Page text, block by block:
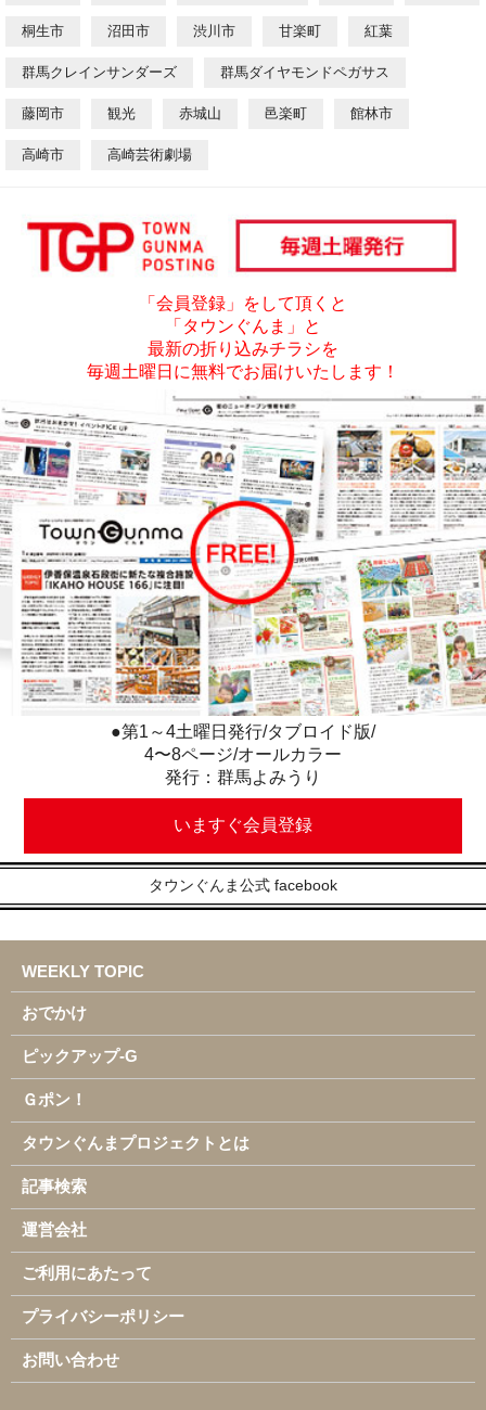
桐生市 沼田市 渋川市 甘楽町 紅葉
群馬クレインサンダーズ 群馬ダイヤモンドペガサス
藤岡市 観光 赤城山 邑楽町 館林市
高崎市 高崎芸術劇場
「会員登録」をして頂くと
「タウンぐんま」と
最新の折り込みチラシを
毎週土曜日に無料でお届けいたします！
●第1～4土曜日発行/タブロイド版/
4〜8ページ/オールカラー
発行：群馬よみうり
いますぐ会員登録
タウンぐんま公式 facebook
WEEKLY TOPIC
おでかけ
ピックアップ-G
Ｇポン！
タウンぐんまプロジェクトとは
記事検索
運営会社
ご利用にあたって
プライバシーポリシー
お問い合わせ